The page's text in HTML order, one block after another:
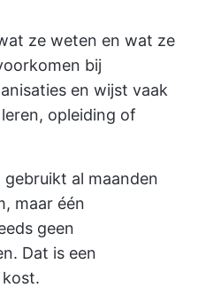
ze weten en wat ze
bij
en wijst vaak
opleiding of
al maanden
maar één
geen
Dat is een